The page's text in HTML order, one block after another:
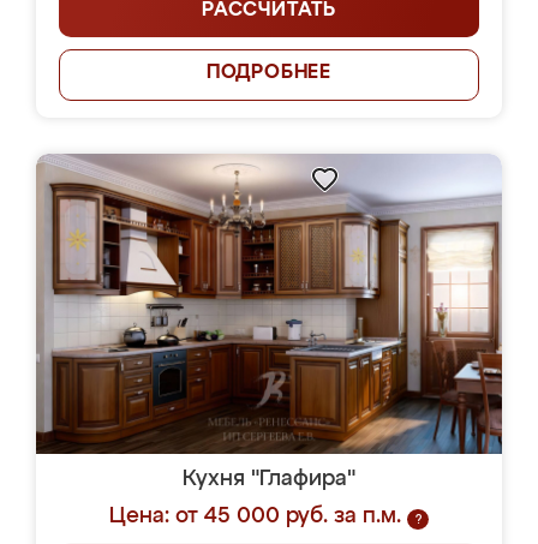
РАССЧИТАТЬ
ПОДРОБНЕЕ
Кухня "Глафира"
Цена: от 45 000 руб. за п.м.
?